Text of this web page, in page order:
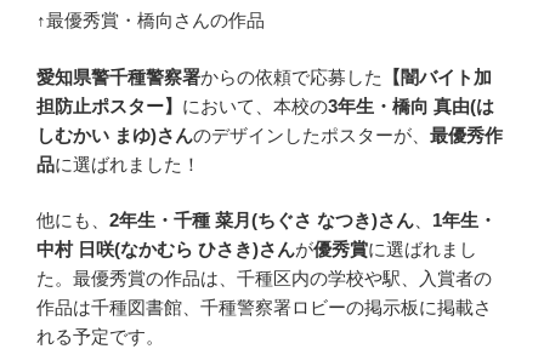
↑最優秀賞・橋向さんの作品
愛知県警千種警察署からの依頼で応募した
【闇バイト加
担防止ポスター】 において、本校の3年生・橋向 真由(は
しむかい まゆ)さんのデザインしたポスターが、 最優秀作
品に選ばれました！
他にも、 2年生・千種 菜月(ちぐさ なつき)さん、 1年生・
中村 日咲(なかむら ひさき)さんが優秀賞に選ばれまし
た。最優秀賞の作品は、千種区内の学校や駅、入賞者の
作品は千種図書館、千種警察署ロビーの掲示板に掲載さ
れる予定です。